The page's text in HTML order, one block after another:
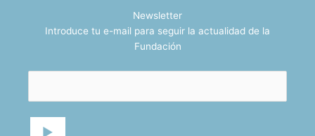
Newsletter
Introduce tu e-mail para seguir la actualidad de la
Fundación